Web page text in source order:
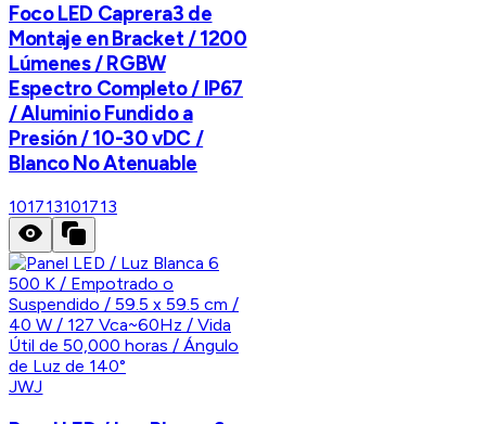
Foco LED Caprera3 de
Montaje en Bracket / 1200
Lúmenes / RGBW
Espectro Completo / IP67
/ Aluminio Fundido a
Presión / 10-30 vDC /
Blanco No Atenuable
101713101713
JWJ